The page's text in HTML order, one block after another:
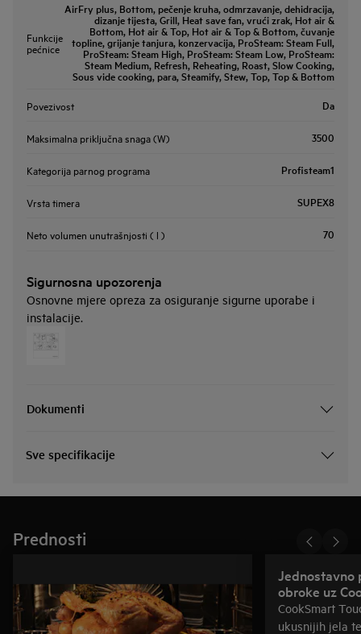
Funkcije
pećnice
AirFry plus, Bottom, pečenje kruha, odmrzavanje, dehidracija,
dizanje tijesta, Grill, Heat save fan, vrući zrak, Hot air &
Bottom, Hot air & Top, Hot air & Top & Bottom, čuvanje
topline, grijanje tanjura, konzervacija, ProSteam: Steam Full,
ProSteam: Steam High, ProSteam: Steam Low, ProSteam:
Steam Medium, Refresh, Reheating, Roast, Slow Cooking,
Sous vide cooking, para, Steamify, Stew, Top, Top & Bottom
Povezivost Da
Maksimalna priključna snaga (W) 3500
Kategorija parnog programa Profisteam1
Vrsta timera SUPEX8
Neto volumen unutrašnjosti ( l ) 70
Sigurnosna upozorenja
Osnovne mjere opreza za osiguranje sigurne uporabe i
instalacije.
Dokumenti
Sve specifikacije
Prednosti
Jednostavno
CookSmart
ukusnijih jela